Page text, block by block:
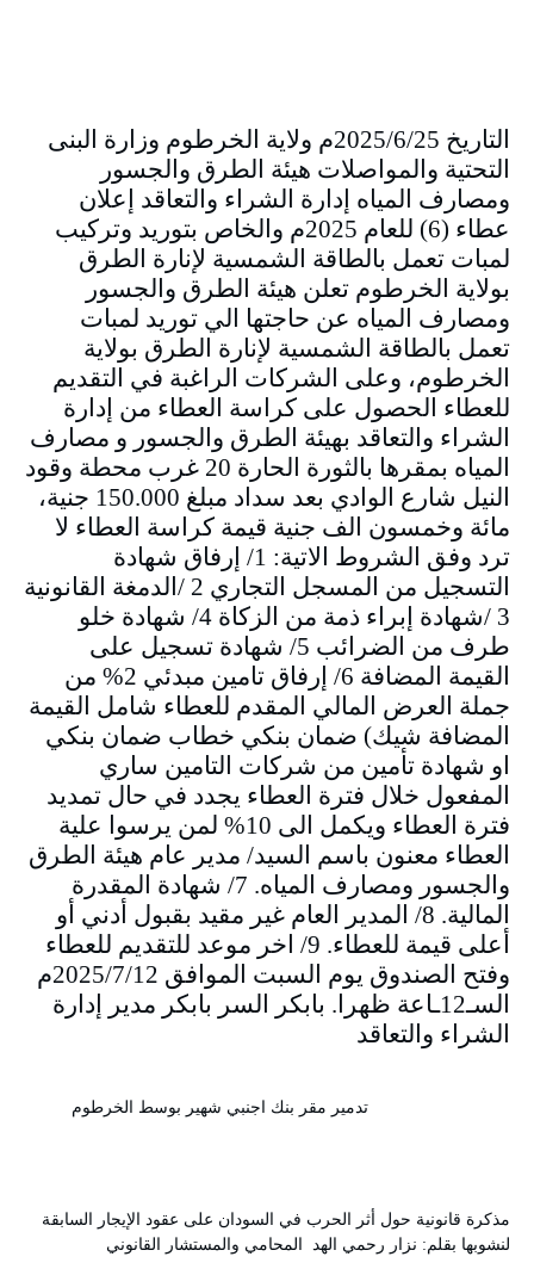
التاريخ 2025/6/25م ولاية الخرطوم وزارة البنى
التحتية والمواصلات هيئة الطرق والجسور
ومصارف المياه إدارة الشراء والتعاقد إعلان
عطاء (6) للعام 2025م والخاص بتوريد وتركيب
لمبات تعمل بالطاقة الشمسية لإنارة الطرق
بولاية الخرطوم تعلن هيئة الطرق والجسور
ومصارف المياه عن حاجتها الي توريد لمبات
تعمل بالطاقة الشمسية لإنارة الطرق بولاية
الخرطوم، وعلى الشركات الراغبة في التقديم
للعطاء الحصول على كراسة العطاء من إدارة
الشراء والتعاقد بهيئة الطرق والجسور و مصارف
المياه بمقرها بالثورة الحارة 20 غرب محطة وقود
النيل شارع الوادي بعد سداد مبلغ 150.000 جنية،
مائة وخمسون الف جنية قيمة كراسة العطاء لا
ترد وفق الشروط الاتية: 1/ إرفاق شهادة
التسجيل من المسجل التجاري 2 /الدمغة القانونية
3 /شهادة إبراء ذمة من الزكاة 4/ شهادة خلو
طرف من الضرائب 5/ شهادة تسجيل على
القيمة المضافة 6/ إرفاق تامين مبدئي 2% من
جملة العرض المالي المقدم للعطاء شامل القيمة
المضافة شيك) ضمان بنكي خطاب ضمان بنكي
او شهادة تأمين من شركات التامين ساري
المفعول خلال فترة العطاء يجدد في حال تمديد
فترة العطاء ويكمل الى 10% لمن يرسوا علية
العطاء معنون باسم السيد/ مدير عام هيئة الطرق
والجسور ومصارف المياه. 7/ شهادة المقدرة
المالية. 8/ المدير العام غير مقيد بقبول أدني أو
أعلى قيمة للعطاء. 9/ اخر موعد للتقديم للعطاء
وفتح الصندوق يوم السبت الموافق 2025/7/12م
السـ12ـاعة ظهرا. بابكر السر بابكر مدير إدارة
الشراء والتعاقد
تدمير مقر بنك اجنبي شهير بوسط الخرطوم
مذكرة قانونية حول أثر الحرب في السودان على عقود الإيجار السابقة
لنشوبها بقلم: نزار رحمي الهد المحامي والمستشار القانوني